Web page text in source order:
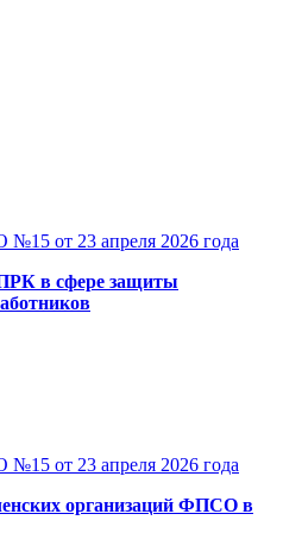
от 23 апреля 2026 года
в сфере защиты
от 23 апреля 2026 года
организаций ФПСО в